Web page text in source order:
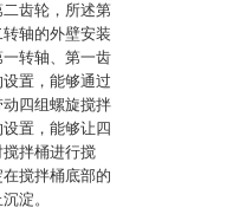
齿轮，所述第
轴的外壁安装
转轴、第一齿
置，能够通过
四组螺旋搅拌
置，能够让四
拌桶进行搅
搅拌桶底部的
淀。